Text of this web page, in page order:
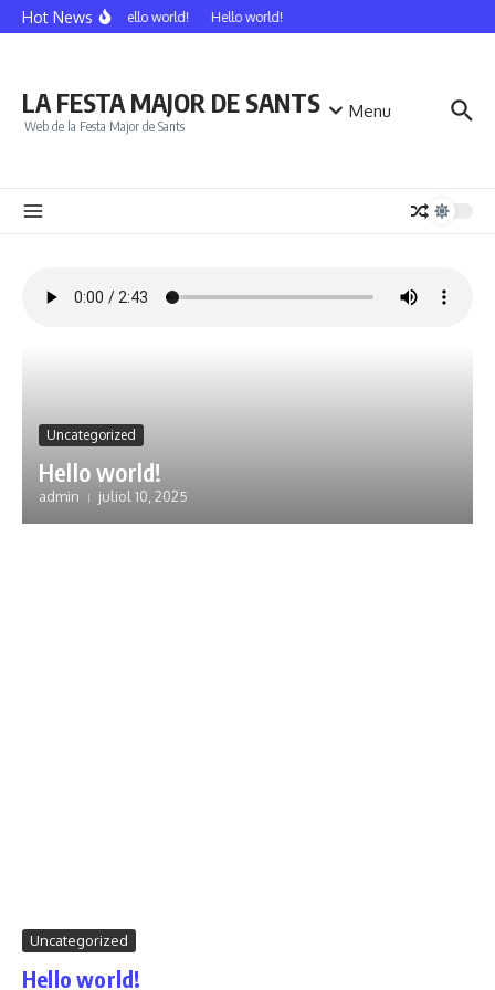
Vés al contingut
Hot News Hello world! Hello world!
LA FESTA MAJOR DE SANTS
Web de la Festa Major de Sants
Menu
Uncategorized
Hello world!
admin juliol 10, 2025
Uncategorized
Hello world!